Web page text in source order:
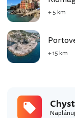
+ 5 km
+ 15 km